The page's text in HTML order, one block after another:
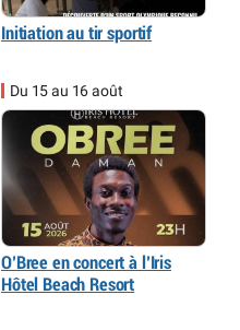
Initiation au tir sportif
Du 15 au 16 août
O’Bree en concert à l’Iris
Hôtel Beach Resort